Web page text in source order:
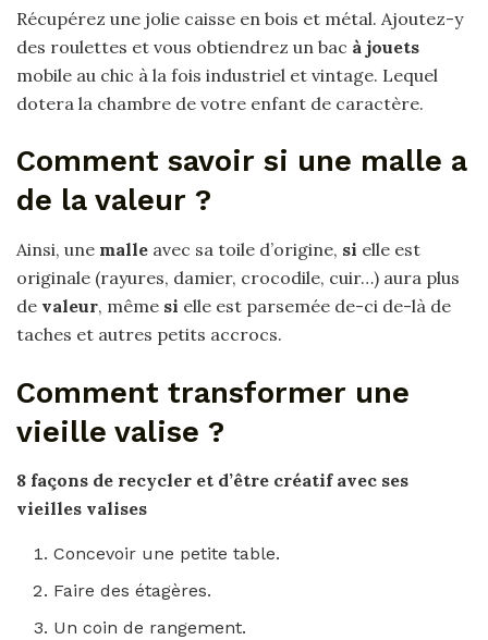
Récupérez une jolie caisse en bois et métal. Ajoutez-y
des roulettes et vous obtiendrez un bac à jouets
mobile au chic à la fois industriel et vintage. Lequel
dotera la chambre de votre enfant de caractère.
Comment savoir si une malle a
de la valeur ?
Ainsi, une malle avec sa toile d’origine, si elle est
originale (rayures, damier, crocodile, cuir…) aura plus
de valeur, même si elle est parsemée de-ci de-là de
taches et autres petits accrocs.
Comment transformer une
vieille valise ?
8 façons de recycler et d’être créatif avec ses
vieilles valises
Concevoir une petite table.
Faire des étagères.
Un coin de rangement.